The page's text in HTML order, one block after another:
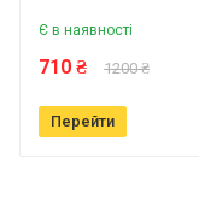
Ваше ім'я
Є в наявності
710 ₴ 1200 ₴
Перейти